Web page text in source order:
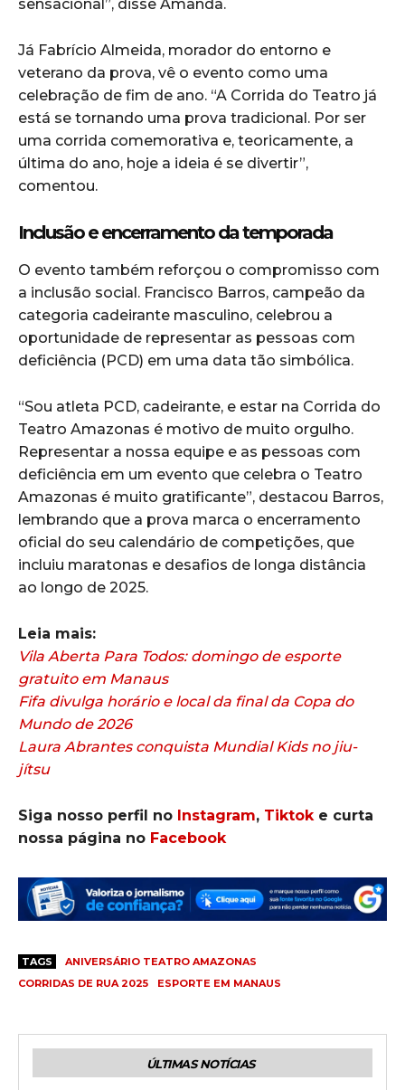
sensacional”, disse Amanda.
Já Fabrício Almeida, morador do entorno e
veterano da prova, vê o evento como uma
celebração de fim de ano. “A Corrida do Teatro já
está se tornando uma prova tradicional. Por ser
uma corrida comemorativa e, teoricamente, a
última do ano, hoje a ideia é se divertir”,
comentou.
Inclusão e encerramento da temporada
O evento também reforçou o compromisso com
a inclusão social. Francisco Barros, campeão da
categoria cadeirante masculino, celebrou a
oportunidade de representar as pessoas com
deficiência (PCD) em uma data tão simbólica.
“Sou atleta PCD, cadeirante, e estar na Corrida do
Teatro Amazonas é motivo de muito orgulho.
Representar a nossa equipe e as pessoas com
deficiência em um evento que celebra o Teatro
Amazonas é muito gratificante”, destacou Barros,
lembrando que a prova marca o encerramento
oficial do seu calendário de competições, que
incluiu maratonas e desafios de longa distância
ao longo de 2025.
Leia mais:
Vila Aberta Para Todos: domingo de esporte
gratuito em Manaus
Fifa divulga horário e local da final da Copa do
Mundo de 2026
Laura Abrantes conquista Mundial Kids no jiu-
jítsu
Siga nosso perfil no Instagram, Tiktoke curta
nossa página no Facebook
TAGS
ANIVERSÁRIO TEATRO AMAZONAS
CORRIDAS DE RUA 2025
ESPORTE EM MANAUS
ÚLTIMAS NOTÍCIAS